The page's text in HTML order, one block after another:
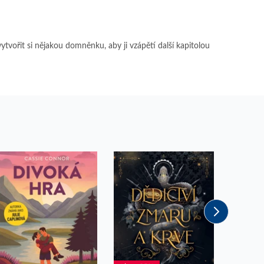
si nějakou domněnku, aby ji vzápětí další kapitolou
pomocí vložených skriptů Microsoft. Široce se věří, že se
použit jako pro správu stavu relace.
pro interní analýzu.
prohlížeč návštěvníka webu podporuje soubory cookie.
webové stránky a jakoukoli reklamu, kterou koncový
o aktivitě na webu. Tato data mohou být odeslána k